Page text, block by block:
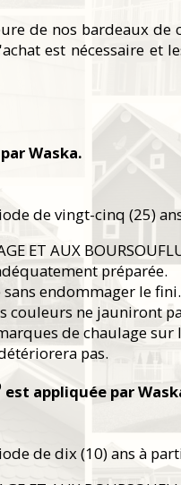
de nos bardeaux de
est nécessaire et
Waska.
de vingt-cinq (25)
ET AUX
préparée.
sans endommager le fini.
couleurs ne jauniront
marques de chaulage
pas.
est appliquée par
de dix (10) ans à